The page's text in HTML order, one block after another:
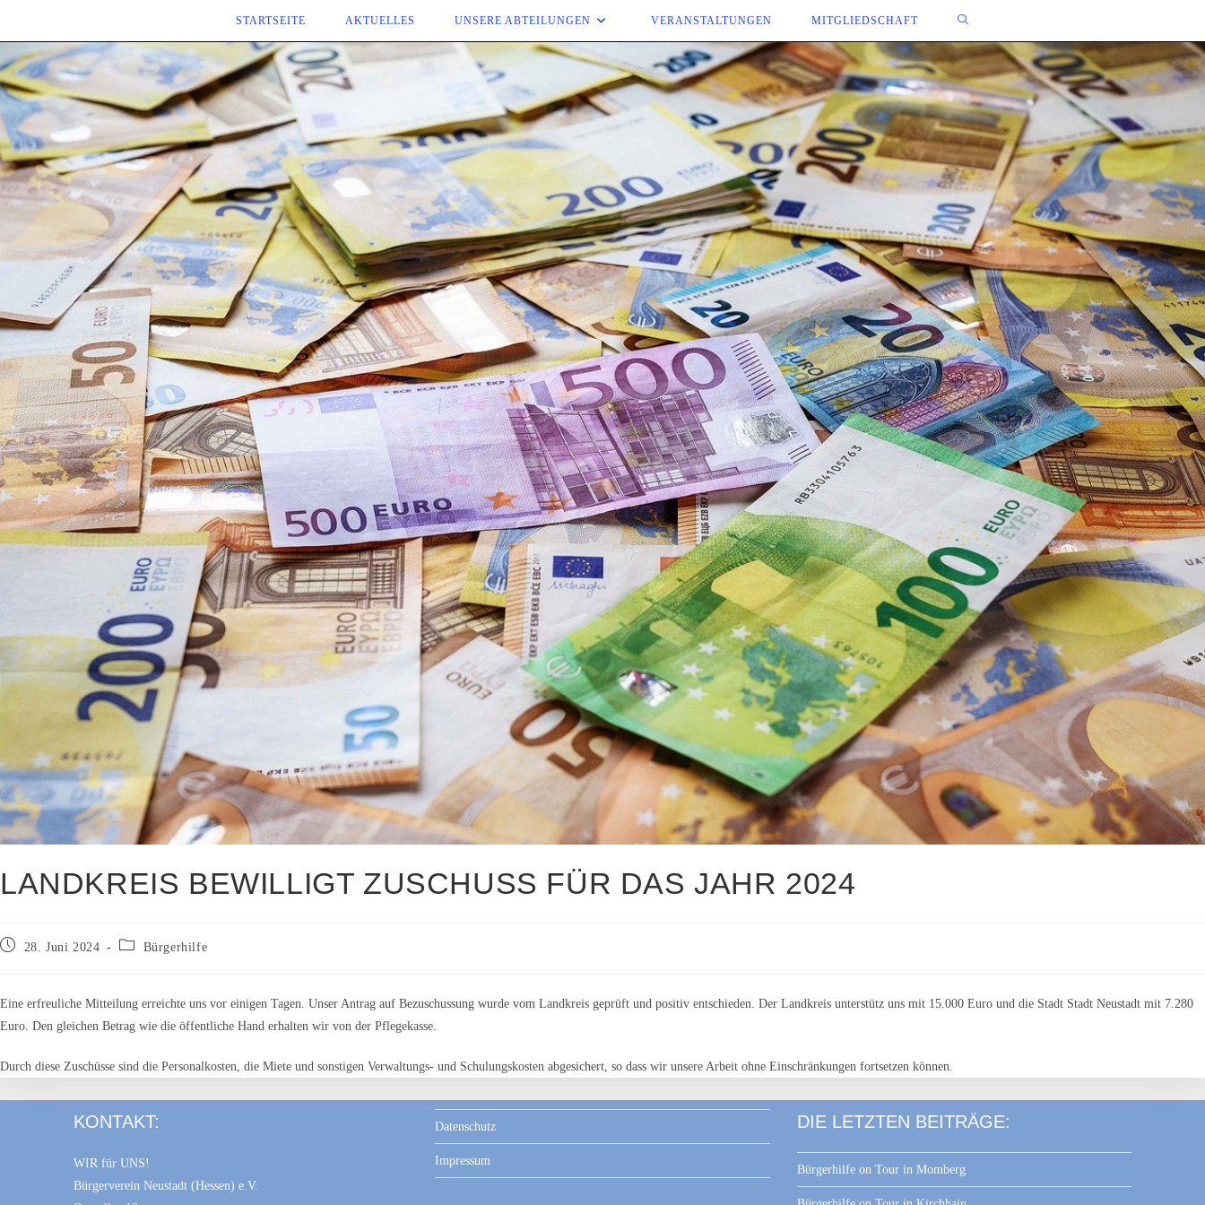
springen
STARTSEITE AKTUELLES UNSERE ABTEILUNGEN VERANSTALTUNGEN MITGLIEDSCHAFT WEBSITE-
SUCHE
UMSCHALTEN
LANDKREIS BEWILLIGT ZUSCHUSS FÜR DAS JAHR 2024
Beitrag28. Juni 2024
Beitrags-Bürgerhilfe
Eine erfreuliche Mitteilung erreichte uns vor einigen Tagen. Unser Antrag auf Bezuschussung wurde vom Landkreis geprüft und positiv entschieden. Der Landkreis unterstütz uns mit 15.000 Euro und die Stadt Stadt Neustadt mit 7.280
Euro. Den gleichen Betrag wie die öffentliche Hand erhalten wir von der Pflegekasse.
Durch diese Zuschüsse sind die Personalkosten, die Miete und sonstigen Verwaltungs- und Schulungskosten abgesichert, so dass wir unsere Arbeit ohne Einschränkungen fortsetzen können.
KONTAKT:
WIR für UNS!
Bürgerverein Neustadt (Hessen) e.V.
Datenschutz
Impressum
DIE LETZTEN BEITRÄGE:
Bürgerhilfe on Tour in Momberg